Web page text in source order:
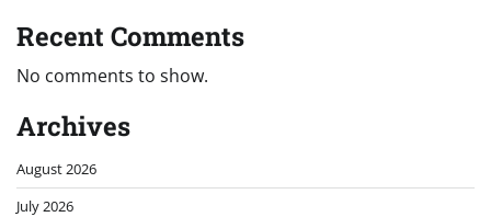
Recent Comments
No comments to show.
Archives
August 2026
July 2026